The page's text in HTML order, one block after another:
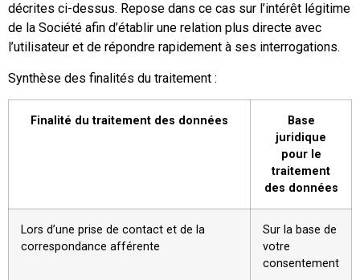
décrites ci-dessus. Repose dans ce cas sur l’intérêt légitime
de la Société afin d’établir une relation plus directe avec
l’utilisateur et de répondre rapidement à ses interrogations.
Synthèse des finalités du traitement :
Finalité du traitement des données
Base
juridique
pour le
traitement
des données
Lors d’une prise de contact et de la
correspondance afférente
Sur la base de
votre
consentement